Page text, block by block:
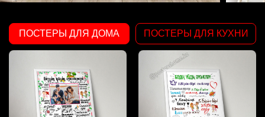
ПОСТЕРЫ ДЛЯ ДОМА ПОСТЕРЫ ДЛЯ КУХНИ